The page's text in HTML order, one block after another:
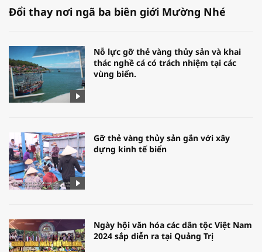
Đổi thay nơi ngã ba biên giới Mường Nhé
Nỗ lực gỡ thẻ vàng thủy sản và khai
thác nghề cá có trách nhiệm tại các
vùng biển.
Gỡ thẻ vàng thủy sản gắn với xây
dựng kinh tế biển
Ngày hội văn hóa các dân tộc Việt Nam
2024 sắp diễn ra tại Quảng Trị